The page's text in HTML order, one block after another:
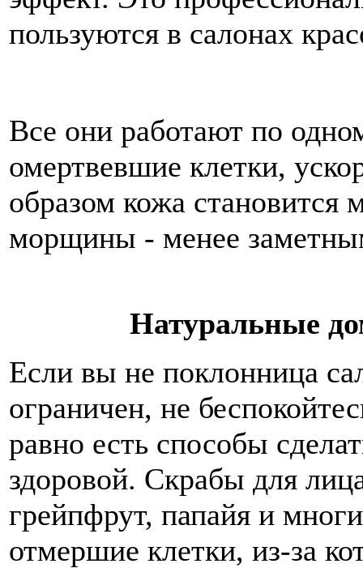
пользуются в салонах
Все они работают по
омертвевшие клетки,
образом кожа
морщины - менее
Натуральные
Если вы не поклонница
ограничен, не
равно есть способы
здоровой. Скрабы для
грейпфрут, папайя и
отмершие клетки, из-за